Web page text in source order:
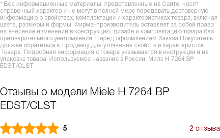
* Все информационные материалы, представленные на Сайте, носят
справочный характер и не могут в полной мере передавать достоверную
информацию о свойствах, комплектации и характеристиках товара, включая
цвета, размеры и формы. Фирма-производитель оставляет за собой право
на внесение изменений в конструкцию, дизайн и комплектацию товара без
предварительного уведомления. Перед оформлением Заказа Покупатель
должен обратиться к Продавцу для уточнения свойств и характеристик
Товара. Подробная информация о товаре указывается в инструкции и на
упаковке товара. Используемое название в России: Миле H 7264 BP
EDST/CLST
Отзывы о модели Miele H 7264 BP
EDST/CLST
5 2 отзыва